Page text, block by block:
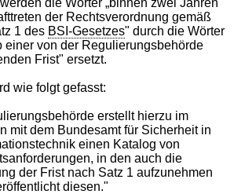
der Rechtsverordnung gemäß
1 des BSI-Gesetzes" durch die Wörter
einer von der Regulierungsbehörde
Frist" ersetzt.
wie folgt gefasst:
erstellt hierzu im
mit dem Bundesamt für Sicherheit in
einen Katalog von
in den auch die
der Frist nach Satz 1 aufzunehmen
diesen."